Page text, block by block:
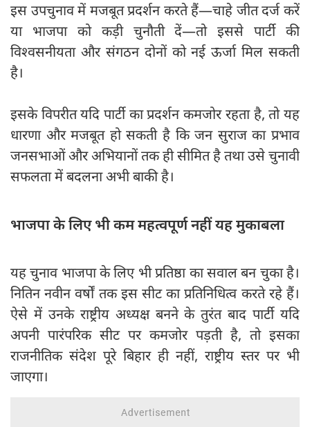
इस उपचुनाव में मजबूत प्रदर्शन करते हैं—चाहे जीत दर्ज करें
या भाजपा को कड़ी चुनौती दें—तो इससे पार्टी की
विश्वसनीयता और संगठन दोनों को नई ऊर्जा मिल सकती
है।
इसके विपरीत यदि पार्टी का प्रदर्शन कमजोर रहता है, तो यह
धारणा और मजबूत हो सकती है कि जन सुराज का प्रभाव
जनसभाओं और अभियानों तक ही सीमित है तथा उसे चुनावी
सफलता में बदलना अभी बाकी है।
भाजपा के लिए भी कम महत्वपूर्ण नहीं यह मुकाबला
यह चुनाव भाजपा के लिए भी प्रतिष्ठा का सवाल बन चुका है।
नितिन नवीन वर्षों तक इस सीट का प्रतिनिधित्व करते रहे हैं।
ऐसे में उनके राष्ट्रीय अध्यक्ष बनने के तुरंत बाद पार्टी यदि
अपनी पारंपरिक सीट पर कमजोर पड़ती है, तो इसका
राजनीतिक संदेश पूरे बिहार ही नहीं, राष्ट्रीय स्तर पर भी
जाएगा।